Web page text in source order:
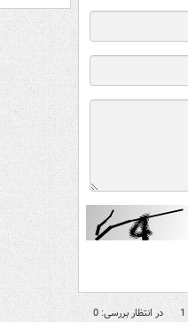
در انتظار بررسی: 0